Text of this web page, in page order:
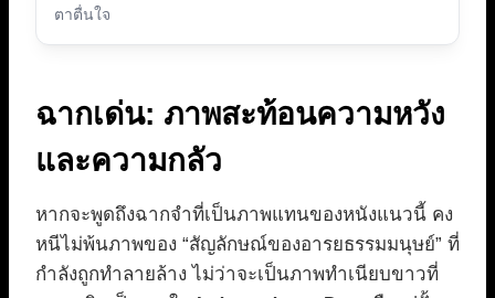
ตาตื่นใจ
ฉากเด่น: ภาพสะท้อนความหวัง
และความกลัว
หากจะพูดถึงฉากจำที่เป็นภาพแทนของหนังแนวนี้ คง
หนีไม่พ้นภาพของ “สัญลักษณ์ของอารยธรรมมนุษย์” ที่
กำลังถูกทำลายล้าง ไม่ว่าจะเป็นภาพทำเนียบขาวที่